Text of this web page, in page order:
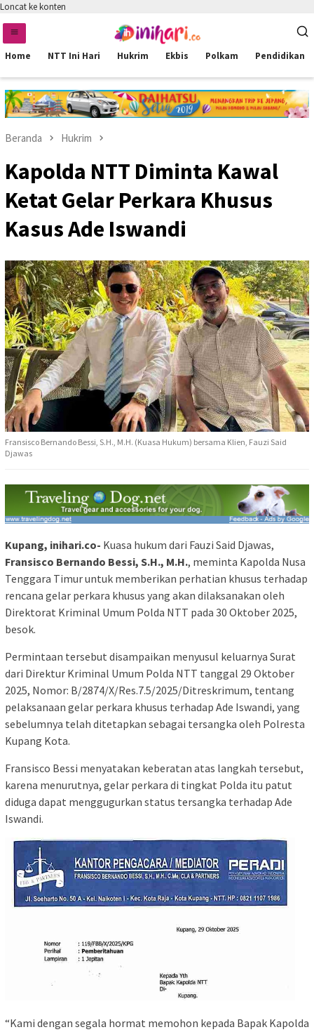
Loncat ke konten
Home NTT Ini Hari Hukrim Ekbis Polkam Pendidikan
Beranda Hukrim
Kapolda NTT Diminta Kawal
Ketat Gelar Perkara Khusus
Kasus Ade Iswandi
Fransisco Bernando Bessi, S.H., M.H. (Kuasa Hukum) bersama Klien, Fauzi Said
Djawas
Kupang, inihari.co- Kuasa hukum dari Fauzi Said Djawas,
Fransisco Bernando Bessi, S.H., M.H., meminta Kapolda Nusa
Tenggara Timur untuk memberikan perhatian khusus terhadap
rencana gelar perkara khusus yang akan dilaksanakan oleh
Direktorat Kriminal Umum Polda NTT pada 30 Oktober 2025,
besok.
Permintaan tersebut disampaikan menyusul keluarnya Surat
dari Direktur Kriminal Umum Polda NTT tanggal 29 Oktober
2025, Nomor: B/2874/X/Res.7.5/2025/Ditreskrimum, tentang
pelaksanaan gelar perkara khusus terhadap Ade Iswandi, yang
sebelumnya telah ditetapkan sebagai tersangka oleh Polresta
Kupang Kota.
Fransisco Bessi menyatakan keberatan atas langkah tersebut,
karena menurutnya, gelar perkara di tingkat Polda itu patut
diduga dapat menggugurkan status tersangka terhadap Ade
Iswandi.
“Kami dengan segala hormat memohon kepada Bapak Kapolda